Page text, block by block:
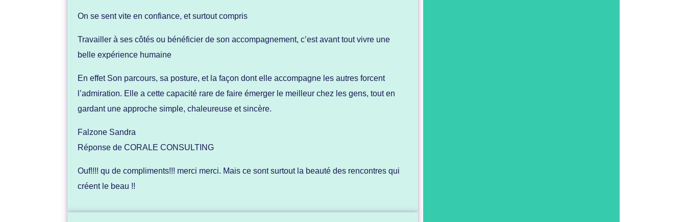
On se sent vite en confiance, et surtout compris
Travailler à ses côtés ou bénéficier de son accompagnement, c’est avant tout vivre une
belle expérience humaine
En effet Son parcours, sa posture, et la façon dont elle accompagne les autres forcent
l’admiration. Elle a cette capacité rare de faire émerger le meilleur chez les gens, tout en
gardant une approche simple, chaleureuse et sincère.
Falzone Sandra
Réponse de CORALE CONSULTING
Ouf!!!! qu de compliments!!! merci merci. Mais ce sont surtout la beauté des rencontres qui
créent le beau !!